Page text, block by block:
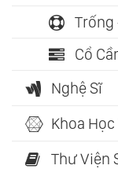
Trống
Cổ
Nghệ Sĩ
Khoa
Thư Viện